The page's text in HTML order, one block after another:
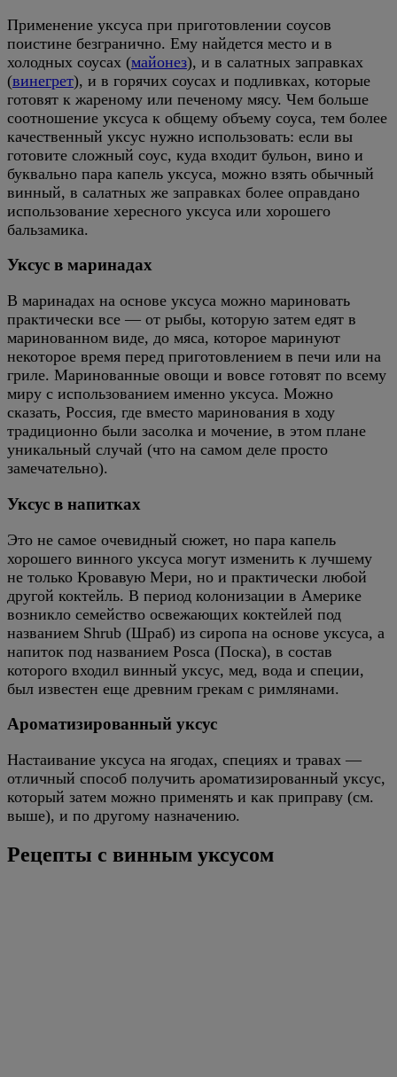
Применение уксуса при приготовлении соусов
поистине безгранично. Ему найдется место и в
холодных соусах (майонез), и в салатных заправках
(винегрет), и в горячих соусах и подливках, которые
готовят к жареному или печеному мясу. Чем больше
соотношение уксуса к общему объему соуса, тем более
качественный уксус нужно использовать: если вы
готовите сложный соус, куда входит бульон, вино и
буквально пара капель уксуса, можно взять обычный
винный, в салатных же заправках более оправдано
использование хересного уксуса или хорошего
бальзамика.
Уксус в маринадах
В маринадах на основе уксуса можно мариновать
практически все — от рыбы, которую затем едят в
маринованном виде, до мяса, которое маринуют
некоторое время перед приготовлением в печи или на
гриле. Маринованные овощи и вовсе готовят по всему
миру с использованием именно уксуса. Можно
сказать, Россия, где вместо маринования в ходу
традиционно были засолка и мочение, в этом плане
уникальный случай (что на самом деле просто
замечательно).
Уксус в напитках
Это не самое очевидный сюжет, но пара капель
хорошего винного уксуса могут изменить к лучшему
не только Кровавую Мери, но и практически любой
другой коктейль. В период колонизации в Америке
возникло семейство освежающих коктейлей под
названием Shrub (Шраб) из сиропа на основе уксуса, а
напиток под названием Posca (Поска), в состав
которого входил винный уксус, мед, вода и специи,
был известен еще древним грекам с римлянами.
Ароматизированный уксус
Настаивание уксуса на ягодах, специях и травах —
отличный способ получить ароматизированный уксус,
который затем можно применять и как приправу (см.
выше), и по другому назначению.
Рецепты с винным уксусом